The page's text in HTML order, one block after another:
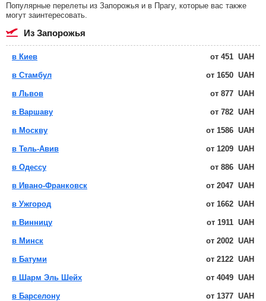
Популярные перелеты из Запорожья и в Прагу, которые вас также
могут заинтересовать.
из Запорожья
в Киев от 451 UAH
в Стамбул от 1650 UAH
в Львов от 877 UAH
в Варшаву от 782 UAH
в Москву от 1586 UAH
в Тель-Авив от 1209 UAH
в Одессу от 886 UAH
в Ивано-Франковск от 2047 UAH
в Ужгород от 1662 UAH
в Винницу от 1911 UAH
в Минск от 2002 UAH
в Батуми от 2122 UAH
в Шарм Эль Шейх от 4049 UAH
в Барселону от 1377 UAH